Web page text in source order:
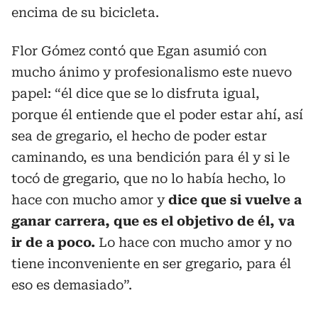
encima de su bicicleta.
Flor Gómez contó que Egan asumió con
mucho ánimo y profesionalismo este nuevo
papel: “él dice que se lo disfruta igual,
porque él entiende que el poder estar ahí, así
sea de gregario, el hecho de poder estar
caminando, es una bendición para él y si le
tocó de gregario, que no lo había hecho, lo
hace con mucho amor ydice que si vuelve a
ganar carrera, que es el objetivo de él, va
ir de a poco. Lo hace con mucho amor y no
tiene inconveniente en ser gregario, para él
eso es demasiado”.